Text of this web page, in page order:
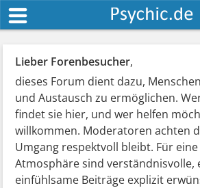
Lieber Forenbesucher,
dieses Forum dient dazu,
und Austausch zu ermöglichen.
findet sie hier, und wer helfen
willkommen. Moderatoren achten
Umgang respektvoll bleibt. Für
Atmosphäre sind verständnisvolle,
einfühlsame Beiträge explizit